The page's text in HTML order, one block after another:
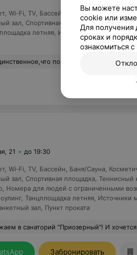
Wi-Fi TV Бассейн Баня/Сауна,
зал Спортивная площадка,Теннисный
летняя Источники
докупить чего-нибудь,ну и в магазин постоянно ходили,хоть и не обжоры.Еда очень диетическая,в основном невкусная,попадалась и холодная.Одни и те же куриные котлеты,которые перерабатывались в суфле,биточки и т.д.-один и тот же вкус на завтрак,обед и ужин-через 2 дня от него уже тошнило.После 3 дня уже можно было заказывать что-то другое,но этот фарш раз в день все-таки попадался.В нашем корпусе в коридоре велся ремонт,что доставляло большой дискомфорт,все-таки отдохнуть приехали.По коридорам постоянно гуляют
21 до 19:30
Wi-Fi TV Бассейн Баня/Сауна
зал Спортивная площадка Теннисный
Номера для людей с ограниченными
, Танцплощадка летняя Источники
зал Пункт проката
девочки-умницы, разрулят любую проблему. Питание-все очень по-домашнему и вкусно, спасибо шеф-повару и поваром, а так же ещё одним пчелкам-официанткам. СПА-отдельное спасибо за релакс) Можно перечислять долго, но это тот санаторий, куда хочется возвращаться снова и снова! Здесь по-домашнему
Забронировать
Вы можете
cookie или
Для получения
сроках и
ознакомиться